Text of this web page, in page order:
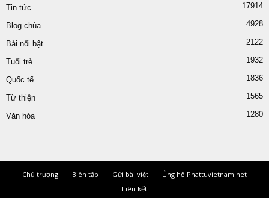
Tin tức 17914
Blog chùa 4928
Bài nổi bật 2122
Tuổi trẻ 1932
Quốc tế 1836
Từ thiện 1565
Văn hóa 1280
Chủ trương Biên tập Gửi bài viết
Ủng hộ Phattuvietnam.net
Liên kết